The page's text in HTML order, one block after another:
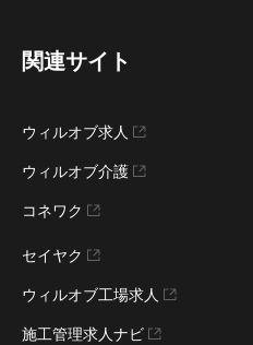
関連サイト
ウィルオブ求人
ウィルオブ介護
コネワク
セイヤク
ウィルオブ工場求人
施工管理求人ナビ